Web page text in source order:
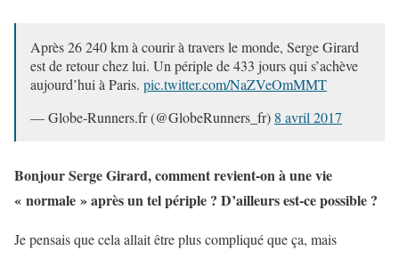
Après 26 240 km à courir à travers le monde, Serge Girard
est de retour chez lui. Un périple de 433 jours qui s’achève
aujourd’hui à Paris. pic.twitter.com/NaZVeOmMMT
— Globe-Runners.fr (@GlobeRunners_fr) 8 avril 2017
Bonjour Serge Girard, comment revient-on à une vie
« normale » après un tel périple ? D’ailleurs est-ce possible ?
Je pensais que cela allait être plus compliqué que ça, mais